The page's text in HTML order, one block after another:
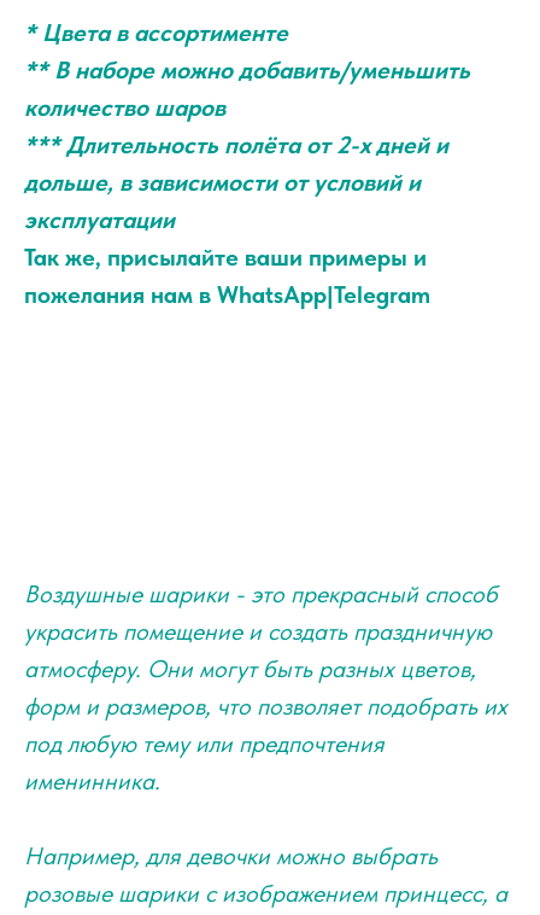
* Цвета в ассортименте
** В наборе можно добавить/уменьшить
количество шаров
*** Длительность полёта от 2-х дней и
дольше, в зависимости от условий и
эксплуатации
Так же, присылайте ваши примеры и
пожелания нам в WhatsApp|Telegram
Воздушные шарики - это прекрасный способ
украсить помещение и создать праздничную
атмосферу. Они могут быть разных цветов,
форм и размеров, что позволяет подобрать их
под любую тему или предпочтения
именинника.
Например, для девочки можно выбрать
розовые шарики с изображением принцесс, а